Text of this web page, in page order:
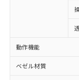
動作機能
ベゼル材質